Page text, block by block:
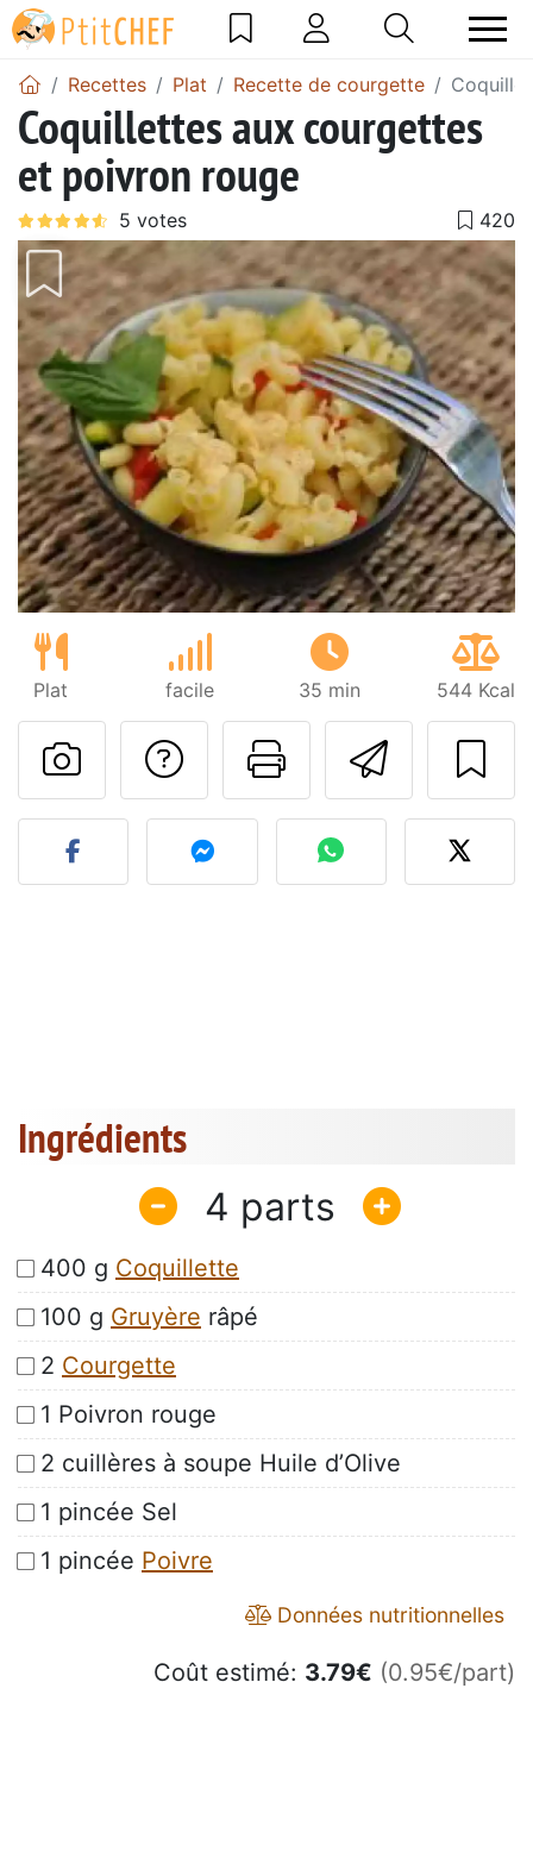
Recettes Plat Recette de courgette
Coquillettes aux courgettes
et poivron rouge
Plat facile 35 min 544 Kcal
Imprimer
Poser une
Publier votre photo de
Ingrédients
4
400 g Coquillette
100 g Gruyère râpé
2 Courgette
1 Poivron rouge
2 cuillères à soupe Huile d’Olive
1 pincée Sel
1 pincée Poivre
Données nutritionnelles
Coût estimé: 3.79€ (0.95€/part)